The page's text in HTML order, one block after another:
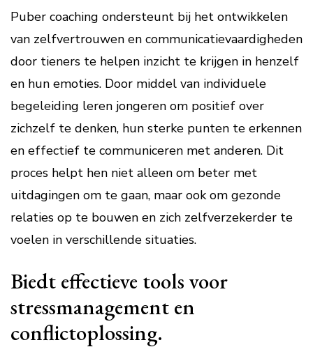
Puber coaching ondersteunt bij het ontwikkelen
van zelfvertrouwen en communicatievaardigheden
door tieners te helpen inzicht te krijgen in henzelf
en hun emoties. Door middel van individuele
begeleiding leren jongeren om positief over
zichzelf te denken, hun sterke punten te erkennen
en effectief te communiceren met anderen. Dit
proces helpt hen niet alleen om beter met
uitdagingen om te gaan, maar ook om gezonde
relaties op te bouwen en zich zelfverzekerder te
voelen in verschillende situaties.
Biedt effectieve tools voor
stressmanagement en
conflictoplossing.